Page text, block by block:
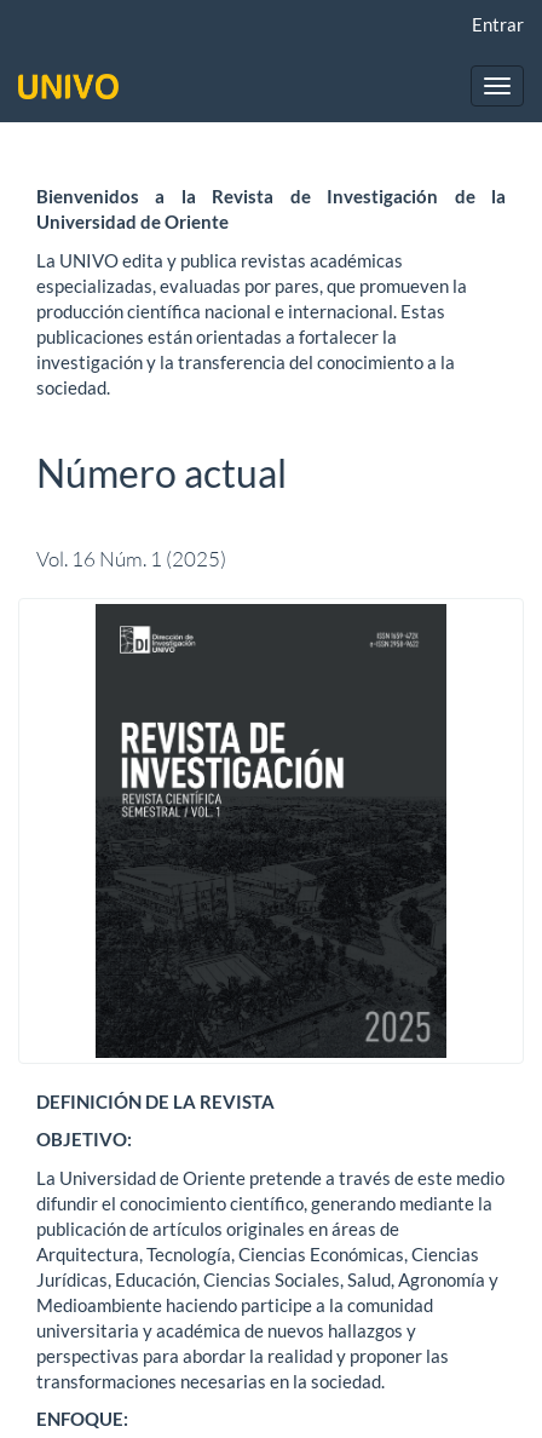
principal
Entrar
Bienvenidos a la Revista de Investigación de la
Universidad de Oriente
La UNIVO edita y publica revistas académicas
especializadas, evaluadas por pares, que promueven la
producción científica nacional e internacional. Estas
publicaciones están orientadas a fortalecer la
investigación y la transferencia del conocimiento a la
sociedad.
Número actual
Vol. 16 Núm. 1 (2025)
DEFINICIÓN DE LA REVISTA
OBJETIVO:
La Universidad de Oriente pretende a través de este medio
difundir el conocimiento científico, generando mediante la
publicación de artículos originales en áreas de
Arquitectura, Tecnología, Ciencias Económicas, Ciencias
Jurídicas, Educación, Ciencias Sociales, Salud, Agronomía y
Medioambiente haciendo participe a la comunidad
universitaria y académica de nuevos hallazgos y
perspectivas para abordar la realidad y proponer las
transformaciones necesarias en la sociedad.
ENFOQUE: